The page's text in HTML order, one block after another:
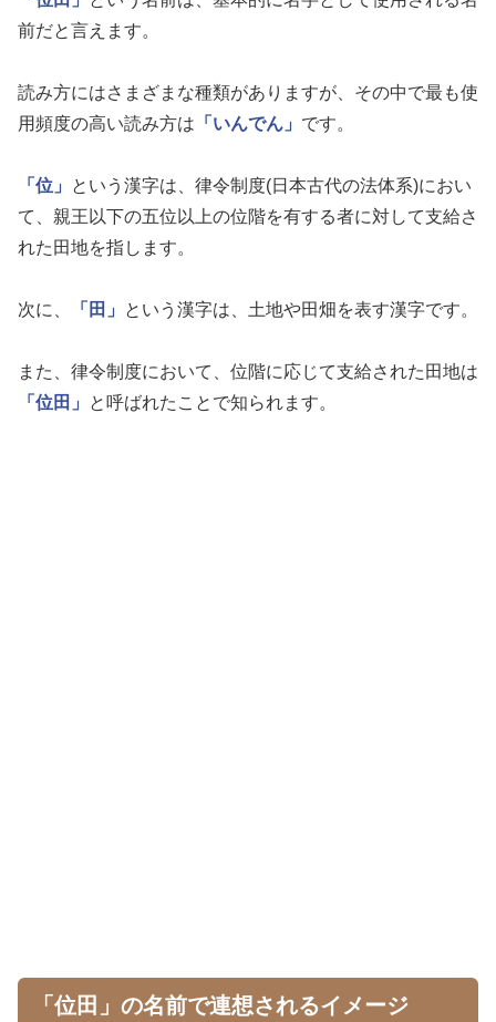
前だと言えます。
読み方にはさまざまな種類がありますが、その中で最も使
用頻度の高い読み方は 「いんでん」 です。
「位」
という漢字は、律令制度(日本古代の法体系)におい
て、親王以下の五位以上の位階を有する者に対して支給さ
れた田地を指します。
次に、 「田」 という漢字は、土地や田畑を表す漢字です。
また、律令制度において、位階に応じて支給された田地は
「位田」
と呼ばれたことで知られます。
「位田」の名前で連想されるイメージ